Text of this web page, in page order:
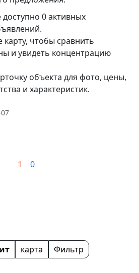
0 активных
карту, чтобы сравнить
и увидеть концентрацию
объекта для фото, цены,
и характеристик.
1 0
карта Фильтр